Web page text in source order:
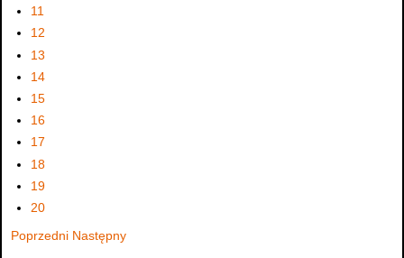
11
12
13
14
15
16
17
18
19
20
Poprzedni Następny